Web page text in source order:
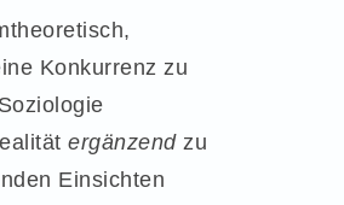
Konkurrenz zu
ergänzendzu
Einsichten